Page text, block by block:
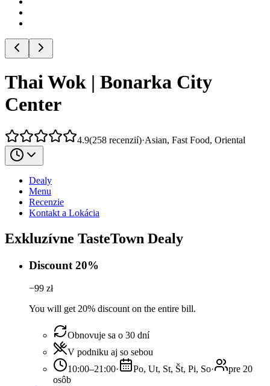
Thai Wok | Bonarka City
Center
4.9(258 recenzií)·Asian, Fast Food, Oriental
Dealy
Menu
Recenzie
Kontakt a Lokácia
Exkluzívne TasteTown Dealy
Discount 20%
−99 zł
You will get 20% discount on the entire bill.
Obnovuje sa o 30 dní
V podniku aj so sebou
10:00–21:00· Po, Ut, St, Št, Pi, So·
pre 20
osôb